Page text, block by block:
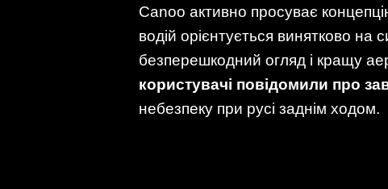
Canoo активно просуває
водій орієнтується винятково
безперешкодний огляд і кращу
користувачі повідомили про
небезпеку при русі заднім ходом.